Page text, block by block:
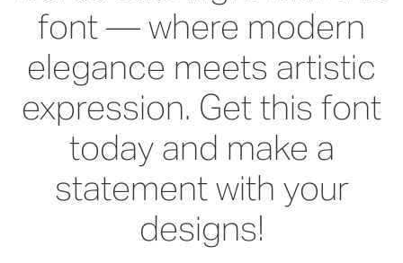
font — where modern
elegance meets artistic
expression. Get this font
today and make a
statement with your
designs!